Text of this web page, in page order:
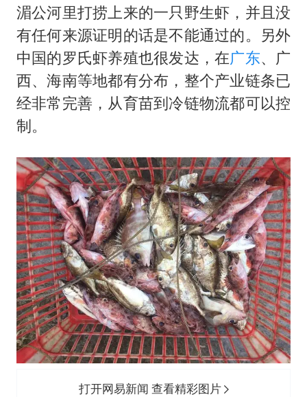
湄公河里打捞上来的一只野生虾，并且没
有任何来源证明的话是不能通过的。另外
中国的罗氏虾养殖也很发达，在广东、广
西、海南等地都有分布，整个产业链条已
经非常完善，从育苗到冷链物流都可以控
制。
打开网易新闻 查看精彩图片